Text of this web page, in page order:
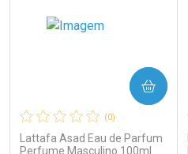
Comprar sem Desconto
Por R$ 389,90/cada
Comprar sem Desconto
Por R$ 389,90/cada
(0)
Lattafa Asad Eau de Parfum
Perfume Masculino 100ml
COMPRAR